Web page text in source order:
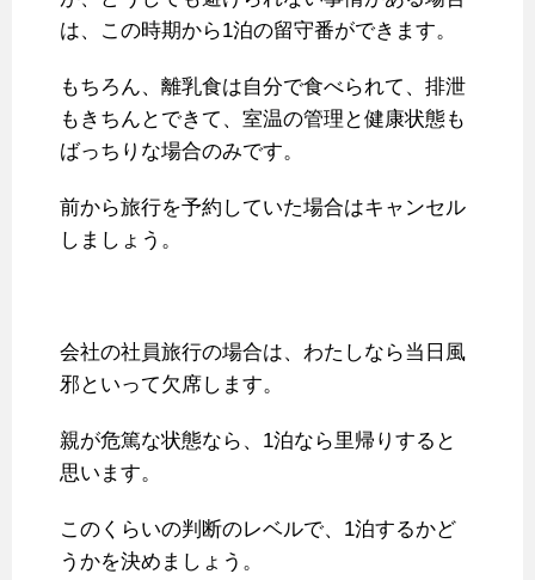
は、この時期から1泊の留守番ができます。
もちろん、離乳食は自分で食べられて、排泄
もきちんとできて、室温の管理と健康状態も
ばっちりな場合のみです。
前から旅行を予約していた場合はキャンセル
しましょう。
会社の社員旅行の場合は、わたしなら当日風
邪といって欠席します。
親が危篤な状態なら、1泊なら里帰りすると
思います。
このくらいの判断のレベルで、1泊するかど
うかを決めましょう。